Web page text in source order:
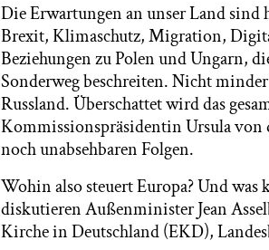
Die Erwartungen an unser Land sind
Brexit, Klimaschutz, Migration,
Beziehungen zu Polen und Ungarn,
Sonderweg beschreiten. Nicht
Russland. Überschattet wird das
Kommissionspräsidentin Ursula
noch unabsehbaren Folgen.
Wohin also steuert Europa? Und
diskutieren Außenminister Jean
Kirche in Deutschland (EKD),